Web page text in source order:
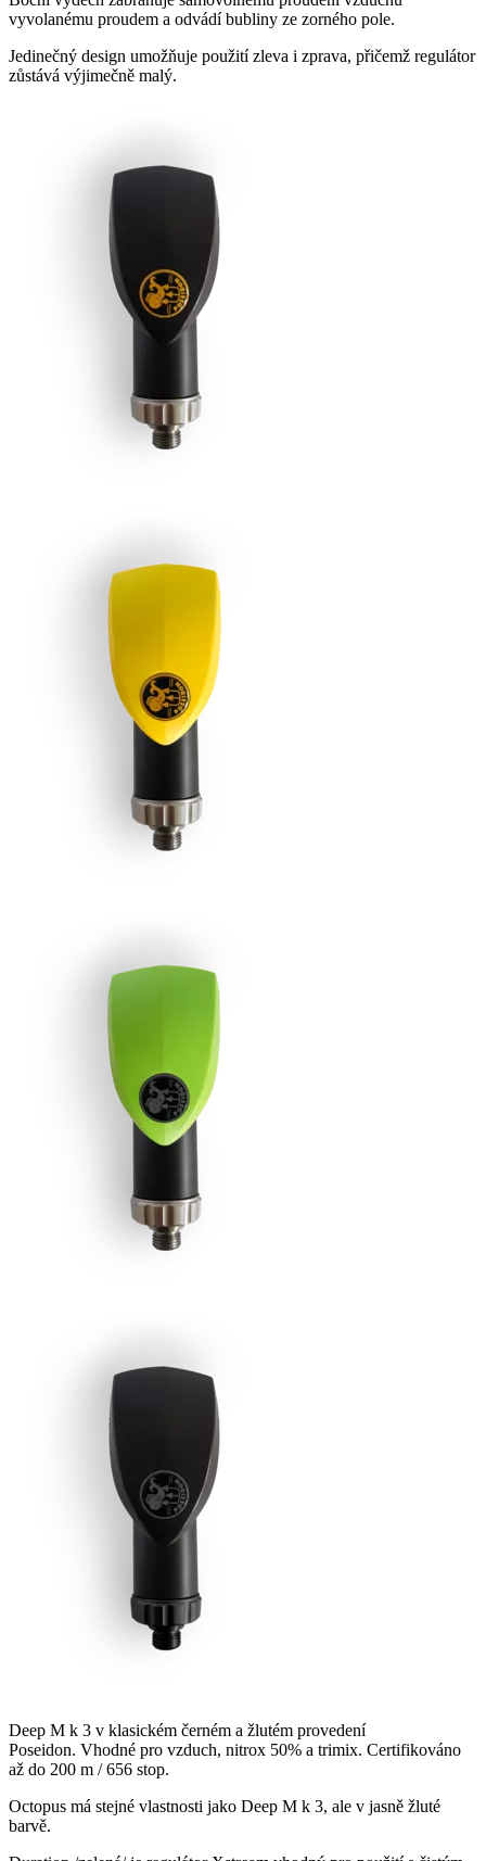
vyvolanému proudem a odvádí bubliny ze zorného pole.
Jedinečný design umožňuje použití zleva i zprava, přičemž regulátor
zůstává výjimečně malý.
Deep M k 3 v klasickém černém a žlutém provedení
Poseidon. Vhodné pro vzduch, nitrox 50% a trimix. Certifikováno
až do 200 m / 656 stop.
Octopus má stejné vlastnosti jako Deep M k 3, ale v jasně žluté
barvě.